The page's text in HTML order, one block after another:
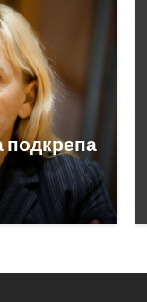
подкрепа